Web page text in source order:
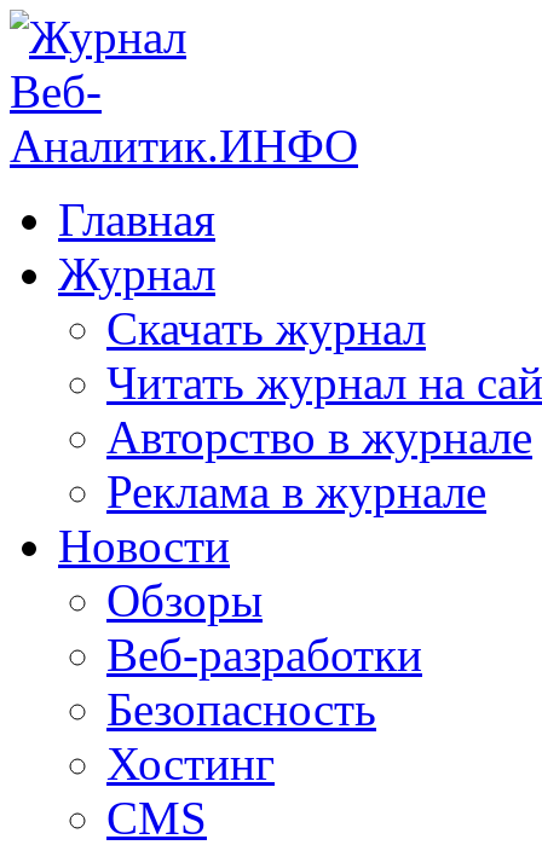
Главная
Журнал
Скачать журнал
Читать журнал на
Авторство в журнале
Реклама в журнале
Новости
Обзоры
Веб-разработки
Безопасность
Хостинг
CMS